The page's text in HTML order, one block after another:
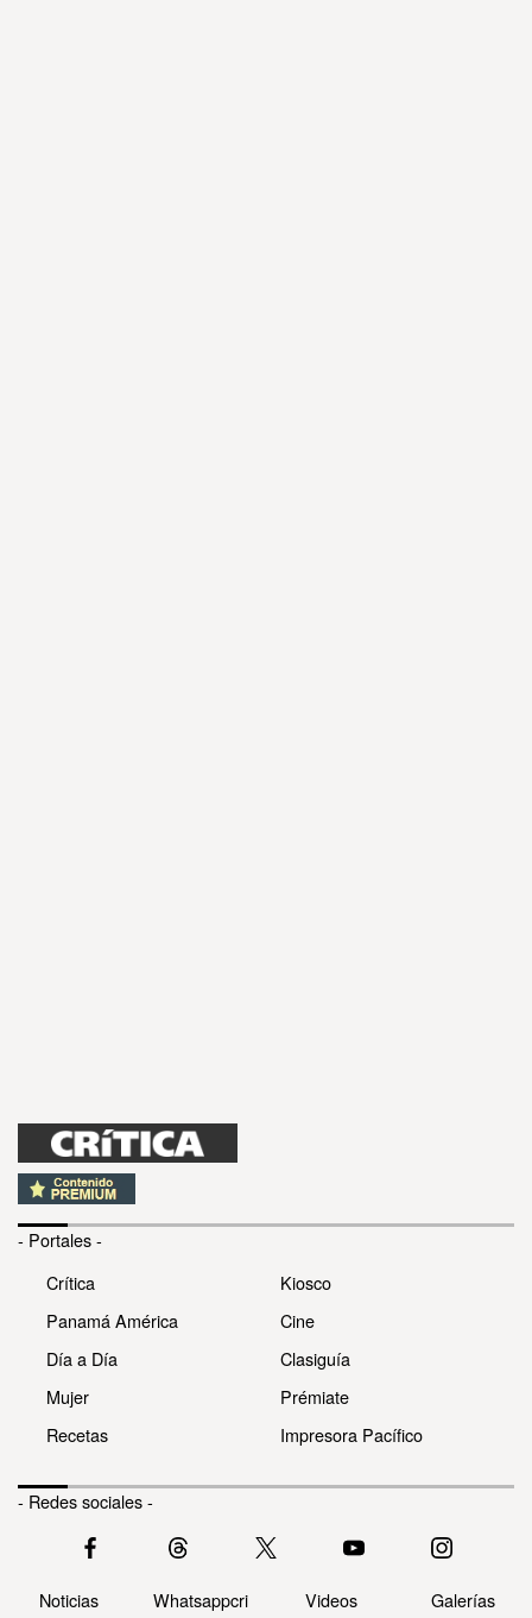
- Portales -
Crítica
Panamá América
Día a Día
Mujer
Recetas
Kiosco
Cine
Clasiguía
Prémiate
Impresora Pacífico
- Redes sociales -
Noticias Whatsappcri Videos Galerías